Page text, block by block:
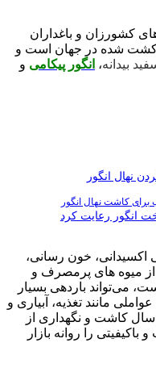
کشورزان و باغداران
کشت شده در جهان است و
بیدانه، انگور پیکامی و
نهال انگور
برای کاشت نهال انگور
انگور رعایت کرد
خون رسانی،
میوه های پرمصرف و
باردهی بسیار
مانند تغذیه، آبیاری و
سال کاشت و نگهداری از
را روانه بازار